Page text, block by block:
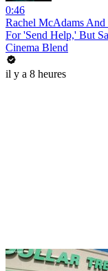
0:46
Rachel McAdams
For 'Send Help,' But
Cinema Blend
il y a 8 heures